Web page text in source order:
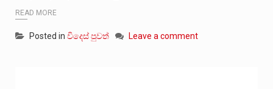
READ MORE
Posted in විදෙස් පුවත් Leave a comment